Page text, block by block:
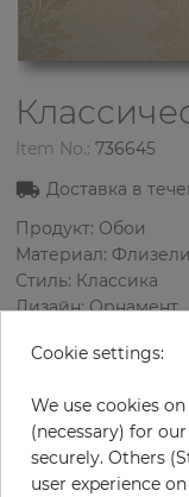
Item No.: 736645
Доставка в
Продукт: Обои
Материал:
Стиль: Классика
Дизайн: Орнамент
Раппорт
Цвет узора:
Cookie settings:
We use cookies
(necessary) for
securely. Others
user experience